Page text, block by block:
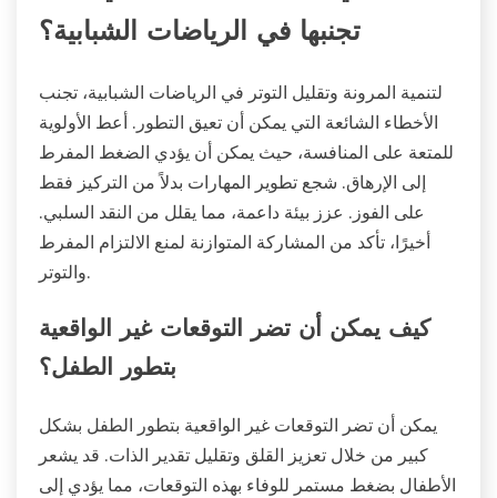
تجنبها في الرياضات الشبابية؟
لتنمية المرونة وتقليل التوتر في الرياضات الشبابية، تجنب
الأخطاء الشائعة التي يمكن أن تعيق التطور. أعط الأولوية
للمتعة على المنافسة، حيث يمكن أن يؤدي الضغط المفرط
إلى الإرهاق. شجع تطوير المهارات بدلاً من التركيز فقط
على الفوز. عزز بيئة داعمة، مما يقلل من النقد السلبي.
أخيرًا، تأكد من المشاركة المتوازنة لمنع الالتزام المفرط
والتوتر.
كيف يمكن أن تضر التوقعات غير الواقعية
بتطور الطفل؟
يمكن أن تضر التوقعات غير الواقعية بتطور الطفل بشكل
كبير من خلال تعزيز القلق وتقليل تقدير الذات. قد يشعر
الأطفال بضغط مستمر للوفاء بهذه التوقعات، مما يؤدي إلى